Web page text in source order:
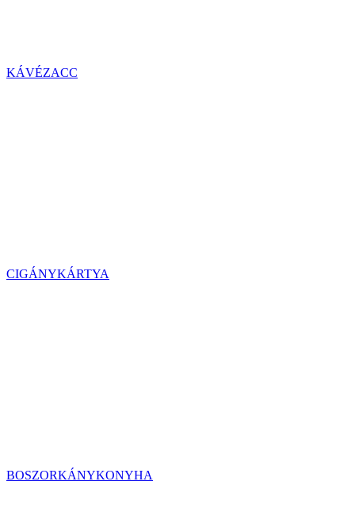
KÁVÉZACC
CIGÁNYKÁRTYA
BOSZORKÁNYKONYHA